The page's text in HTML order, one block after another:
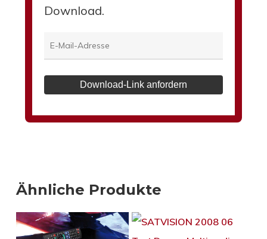
Download.
Download-Link anfordern
Ähnliche Produkte